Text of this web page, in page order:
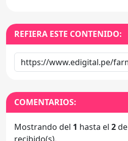
REFIERA ESTE CONTENIDO:
COMENTARIOS:
Mostrando del 1 hasta el 2de